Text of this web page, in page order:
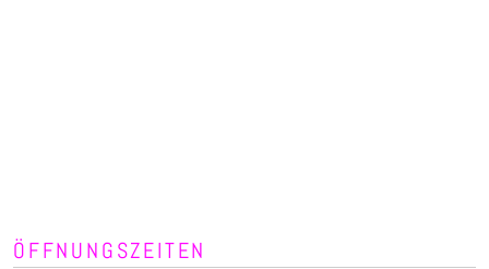
ÖFFNUNGSZEITEN